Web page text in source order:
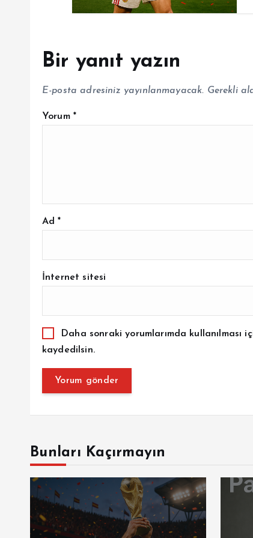
Bir yanıt yazın
E-posta adresiniz yayınlanmayacak. Gerekli
Yorum *
Ad*
İnternet sitesi
Daha sonraki yorumlarımda kullanılması
kaydedilsin.
Bunları Kaçırmayın